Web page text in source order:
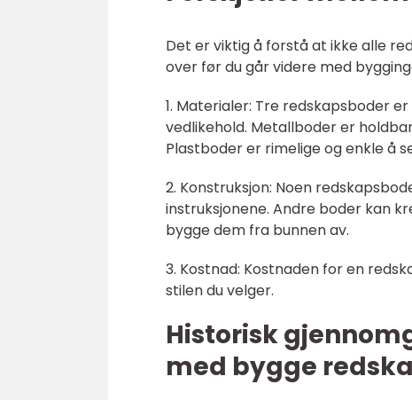
Det er viktig å forstå at ikke alle
over før du går videre med
1. Materialer: Tre redskapsboder
vedlikehold. Metallboder er
Plastboder er rimelige og enkle å
2. Konstruksjon: Noen
instruksjonene. Andre boder kan
bygge dem fra bunnen av.
3. Kostnad: Kostnaden for en
stilen du velger.
Historisk
med bygge